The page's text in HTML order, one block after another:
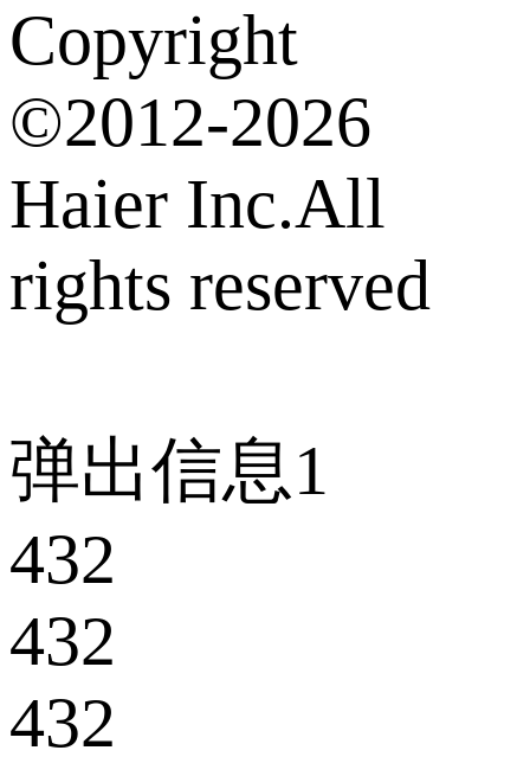
Copyright
©2012-2026
Haier Inc.All
rights reserved
弹出信息1
432
432
432